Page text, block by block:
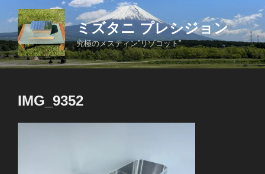
ン
テ
ン
ツ
ミズタニ プレシジョン
究極のメスティン”リゾコット”
IMG_9352